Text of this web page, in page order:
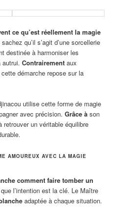
ce qu’est réellement la magie
sachez qu’il s’agit d’une sorcellerie
destinée à harmoniser les
autrui.Contrairement aux
démarche repose sur la
utilise cette forme de magie
avec précision.Grâce à son
un véritable équilibre
AMOUREUX AVEC LA MAGIE
comment faire tomber un
l’intention est la clé. Le Maître
adaptée à chaque situation.